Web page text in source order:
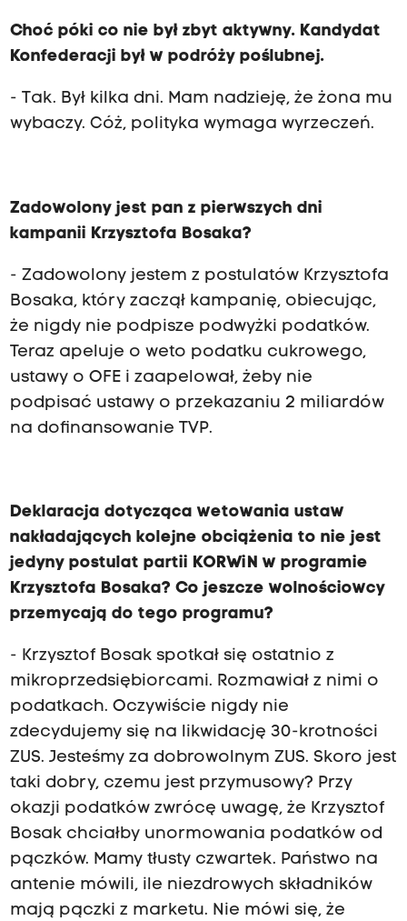
Choć póki co nie był zbyt aktywny. Kandydat
Konfederacji był w podróży poślubnej.
- Tak. Był kilka dni. Mam nadzieję, że żona mu
wybaczy. Cóż, polityka wymaga wyrzeczeń.
Zadowolony jest pan z pierwszych dni
kampanii Krzysztofa Bosaka?
- Zadowolony jestem z postulatów Krzysztofa
Bosaka, który zaczął kampanię, obiecując,
że nigdy nie podpisze podwyżki podatków.
Teraz apeluje o weto podatku cukrowego,
ustawy o OFE i zaapelował, żeby nie
podpisać ustawy o przekazaniu 2 miliardów
na dofinansowanie TVP.
Deklaracja dotycząca wetowania ustaw
nakładających kolejne obciążenia to nie jest
jedyny postulat partii KORWiN w programie
Krzysztofa Bosaka? Co jeszcze wolnościowcy
przemycają do tego programu?
- Krzysztof Bosak spotkał się ostatnio z
mikroprzedsiębiorcami. Rozmawiał z nimi o
podatkach. Oczywiście nigdy nie
zdecydujemy się na likwidację 30-krotności
ZUS. Jesteśmy za dobrowolnym ZUS. Skoro jest
taki dobry, czemu jest przymusowy? Przy
okazji podatków zwrócę uwagę, że Krzysztof
Bosak chciałby unormowania podatków od
pączków. Mamy tłusty czwartek. Państwo na
antenie mówili, ile niezdrowych składników
mają pączki z marketu. Nie mówi się, że